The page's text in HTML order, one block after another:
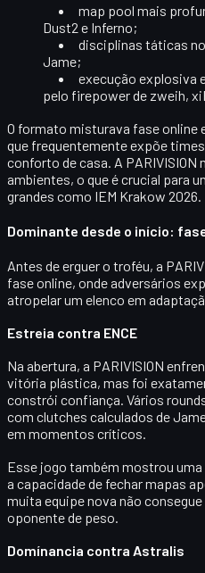
map pool mais
Dust2 e Inferno;
disciplinas táticas
Jame;
execução explosiva
pelo firepower de zweih,
O formato misturava fase online
que frequentemente expõe
conforto de casa. A
ambientes, o que é crucial para
grandes como IEM Krakow 2026.
Dominante desde o início:
Antes de erguer o troféu, a
fase online, onde adversários
atropelar um elenco em
Estreia contra ENCE
Na abertura, a PARIVISION
vitória plástica, mas foi
constrói confiança. Vários
com clutches calculados de
em momentos críticos.
Esse jogo também mostrou
a capacidade de fechar mapas
muita equipe nova não
oponente de peso.
Domínancia contra Astralis